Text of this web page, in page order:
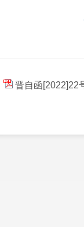
晋自函[2022]22